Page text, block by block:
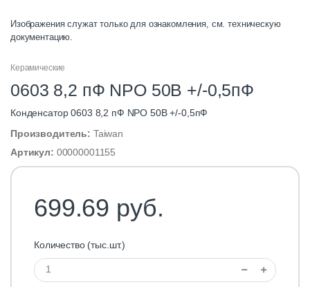
Изображения служат только для ознакомления, см. техническую
документацию.
Керамические
0603 8,2 пФ NPO 50B +/-0,5пФ
Конденсатор 0603 8,2 пФ NPO 50B +/-0,5пФ
Производитель: Taiwan
Артикул: 00000001155
699.69 руб.
Количество (тыс.шт.)